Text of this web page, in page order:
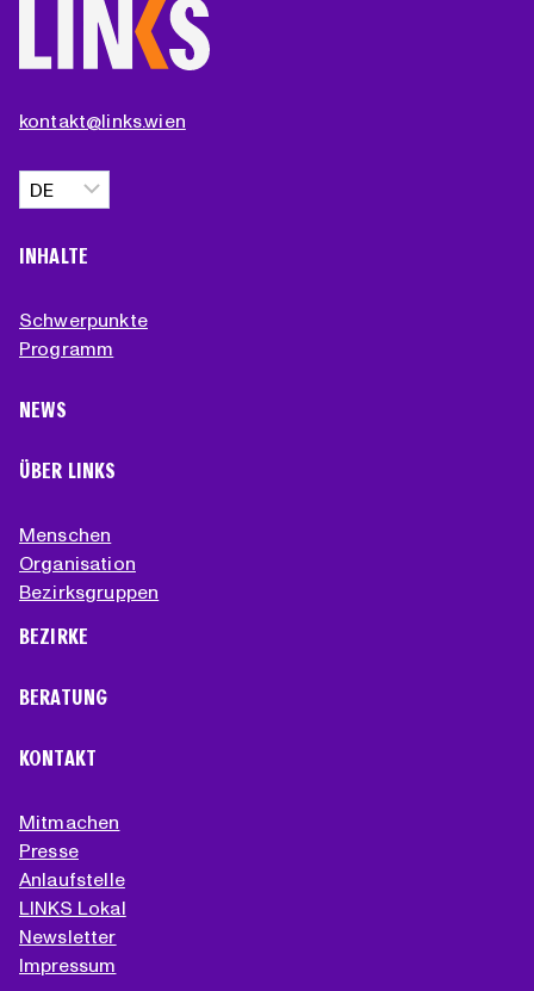
kontakt@links.wien
Sprache
auswählen
INHALTE
Schwerpunkte
Programm
NEWS
ÜBER LINKS
Menschen
Organisation
Bezirksgruppen
BEZIRKE
BERATUNG
KONTAKT
Mitmachen
Presse
Anlaufstelle
LINKS Lokal
Newsletter
Impressum